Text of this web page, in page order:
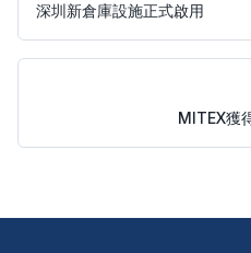
深圳新倉庫設施正式啟用
MITEX獲